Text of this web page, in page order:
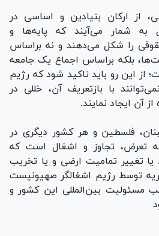
از ارکان بنیادین و اساسی در
به شمار می‌آیند که پایه‌ها و
را شکل می‌دهند و نه براساس
بلکه براساس اجماع یک جامعه
از این رو باید تاکید شود که رژیم
با بازتعریف آن، خللی در
آن ایجاد نمایند.
فلسطین و هر کشور دیگری در
تعرض، تجاوز و اشغال است که
یا تغییر تمامیت ارضی و یا تخریب
توسط رژیم اشغالگر صهیونیست
مسئولیت بین‌المللی این کشور و